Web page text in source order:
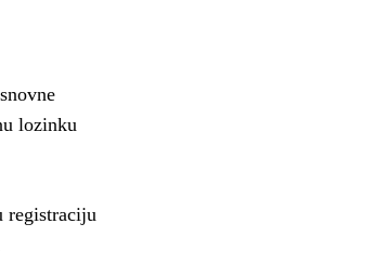
lozinku
registraciju